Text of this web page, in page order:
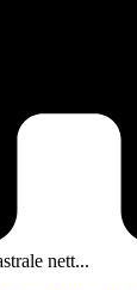
nett...